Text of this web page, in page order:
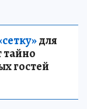
для
тайно
гостей